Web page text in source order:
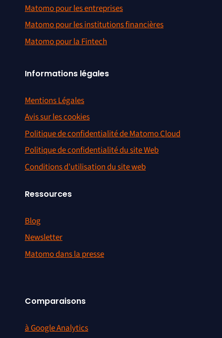
Matomo pour les entreprises
Matomo pour les institutions financières
Matomo pour la Fintech
Informations légales
Mentions Légales
Avis sur les cookies
Politique de confidentialité de Matomo Cloud
Politique de confidentialité du site Web
Conditions d’utilisation du site web
Ressources
Blog
Newsletter
Matomo dans la presse
Comparaisons
à Google Analytics